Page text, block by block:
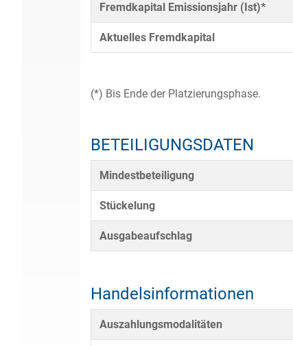
Fremdkapital Emissionsjahr (Ist)*
Aktuelles Fremdkapital
(*) Bis Ende der Platzierungsphase.
BETEILIGUNGSDATEN
Mindestbeteiligung
Stückelung
Ausgabeaufschlag
Handelsinformationen
Auszahlungsmodalitäten